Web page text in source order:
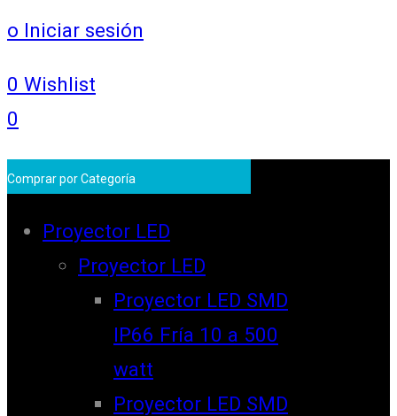
o Iniciar sesión
0 Wishlist
0
Comprar por Categoría
Proyector LED
Proyector LED
Proyector LED SMD
IP66 Fría 10 a 500
watt
Proyector LED SMD